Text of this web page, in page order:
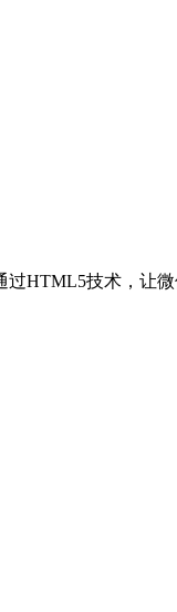
技术，让微